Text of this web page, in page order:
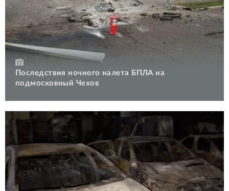
Последствия ночного налета БПЛА на
подмосковный Чехов